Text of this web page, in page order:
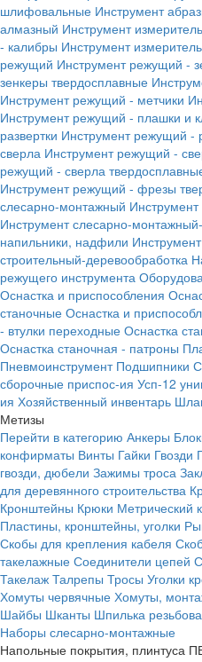
шлифовальные Инструмент
алмазный Инструмент
- калибры Инструмент
режущий Инструмент режущий -
зенкеры твердосплавные
Инструмент режущий - метчики
Инструмент режущий - плашки и
развертки Инструмент режущий -
сверла Инструмент режущий -
режущий - сверла
Инструмент режущий - фрезы
слесарно-монтажный
Инструмент слесарно-
напильники, надфили
строительный-деревообработка
режущего инструмента
Оснастка и приспособления
станочные Оснастка и
- втулки переходные Оснастка
Оснастка станочная - патроны
Пневмоинструмент Подшипники
сборочные приспос-ия Усп-12
ия Хозяйственный инвентарь
Метизы
Перейти в категорию Анкеры
конфирматы Винты Гайки Гвозди
гвозди, дюбели Зажимы троса
для деревянного строительства
Кронштейны Крюки Метрический
Пластины, кронштейны, уголки
Скобы для крепления кабеля
такелажные Соединители цепей
Такелаж Талрепы Тросы Уголки
Хомуты червячные Хомуты,
Шайбы Шканты Шпилька
Наборы слесарно-монтажные
Напольные покрытия, плинтуса